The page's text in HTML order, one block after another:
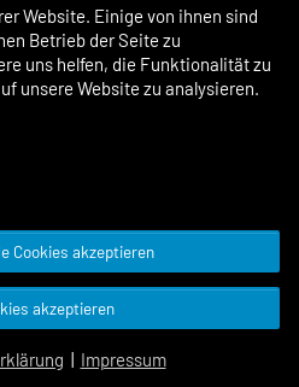
Website. Einige von ihnen sind
Betrieb der Seite zu
uns helfen, die Funktionalität zu
unsere Website zu analysieren.
Cookies akzeptieren
akzeptieren
| Impressum
© 2026 Zentralverband Deutsches
TYPO3 Website von Kombinat